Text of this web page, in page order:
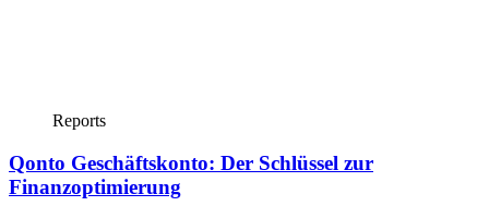
Reports
Qonto Geschäftskonto: Der Schlüssel zur
Finanzoptimierung